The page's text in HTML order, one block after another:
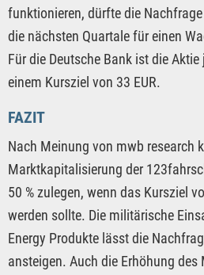
funktionieren, dürfte die
die nächsten Quartale für einen
Für die Deutsche Bank ist die
einem Kursziel von 33 EUR.
FAZIT
Nach Meinung von mwb research
Marktkapitalisierung der
50 % zulegen, wenn das Kursziel
werden sollte. Die militärische
Energy Produkte lässt die
ansteigen. Auch die Erhöhung des